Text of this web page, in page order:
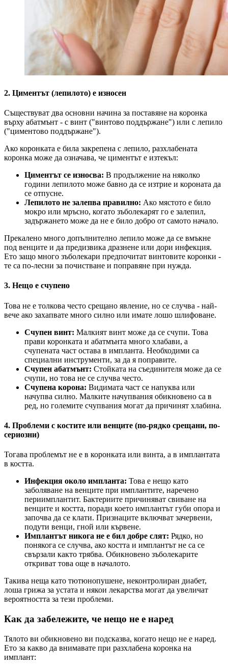
2. Циментът (лепилото) е износен
Съществуват два основни начина за поставяне на коронка
върху абатмънт - с винт ("винтово поддържане") или с лепило
("циментово поддържане").
Ако коронката е била закрепена с лепило, разхлабената
коронка може да означава, че циментът е изтекъл:
Циментът се износва: В продължение на няколко
години лепилото може бавно да се изтрие и короната да
се отпусне.
Лепилото не залепва правилно: Ако мястото е било
мокро или мръсно, когато зъболекарят го е залепил,
задържането може да не е било добро от самото начало.
Прекалено много допълнително лепило може да се вмъкне
под венците и да предизвика дразнене или дори инфекция.
Ето защо много зъболекари предпочитат винтовите коронки -
те са по-лесни за почистване и поправяне при нужда.
3. Нещо е счупено
Това не е толкова често срещано явление, но се случва - най-
вече ако захапвате много силно или имате лошо шлифоване.
Счупен винт: Малкият винт може да се счупи. Това
прави коронката и абатмънта много хлабави, а
счупената част остава в импланта. Необходими са
специални инструменти, за да я поправите.
Счупен абатмънт: Стойката на съединителя може да се
счупи, но това не се случва често.
Счупена корона: Видимата част се напуква или
начупва силно. Малките начупвания обикновено са в
ред, но големите счупвания могат да причинят хлабина.
4. Проблеми с костите или венците (по-рядко срещани, по-
сериозни)
Тогава проблемът не е в коронката или винта, а в имплантата
в костта.
Инфекция около импланта: Това е нещо като
заболяване на венците при имплантите, наречено
периимплантит. Бактериите причиняват свиване на
венците и костта, поради което имплантът губи опора и
започва да се клати. Признаците включват зачервени,
подути венци, гной или кървене.
Имплантът никога не е бил добре слят: Рядко, но
понякога се случва, ако костта и имплантът не са се
свързали както трябва. Обикновено зъболекарите
откриват това още в началото.
Такива неща като тютюнопушене, неконтролиран диабет,
лоша грижа за устата и някои лекарства могат да увеличат
вероятността за тези проблеми.
Как да забележите, че нещо не е наред
Тялото ви обикновено ви подсказва, когато нещо не е наред.
Ето за какво да внимавате при разхлабена коронка на
имплант: